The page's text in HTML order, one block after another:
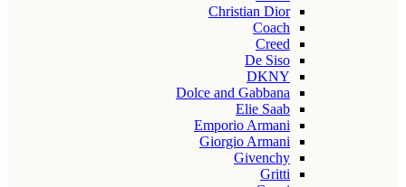
Christian Dior
Coach
Creed
De Siso
DKNY
Dolce and Gabbana
Elie Saab
Emporio Armani
Giorgio Armani
Givenchy
Gritti